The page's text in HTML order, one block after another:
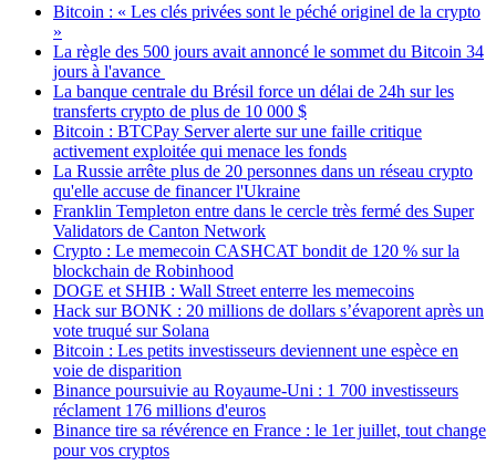
Bitcoin : « Les clés privées sont le péché originel de la crypto
»
La règle des 500 jours avait annoncé le sommet du Bitcoin 34
jours à l'avance
La banque centrale du Brésil force un délai de 24h sur les
transferts crypto de plus de 10 000 $
Bitcoin : BTCPay Server alerte sur une faille critique
activement exploitée qui menace les fonds
La Russie arrête plus de 20 personnes dans un réseau crypto
qu'elle accuse de financer l'Ukraine
Franklin Templeton entre dans le cercle très fermé des Super
Validators de Canton Network
Crypto : Le memecoin CASHCAT bondit de 120 % sur la
blockchain de Robinhood
DOGE et SHIB : Wall Street enterre les memecoins
Hack sur BONK : 20 millions de dollars s’évaporent après un
vote truqué sur Solana
Bitcoin : Les petits investisseurs deviennent une espèce en
voie de disparition
Binance poursuivie au Royaume-Uni : 1 700 investisseurs
réclament 176 millions d'euros
Binance tire sa révérence en France : le 1er juillet, tout change
pour vos cryptos